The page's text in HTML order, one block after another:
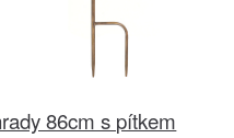
86cm s pítkem